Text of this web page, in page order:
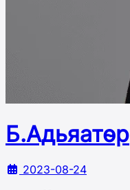
Б.Адьяатөр
2023-08-24